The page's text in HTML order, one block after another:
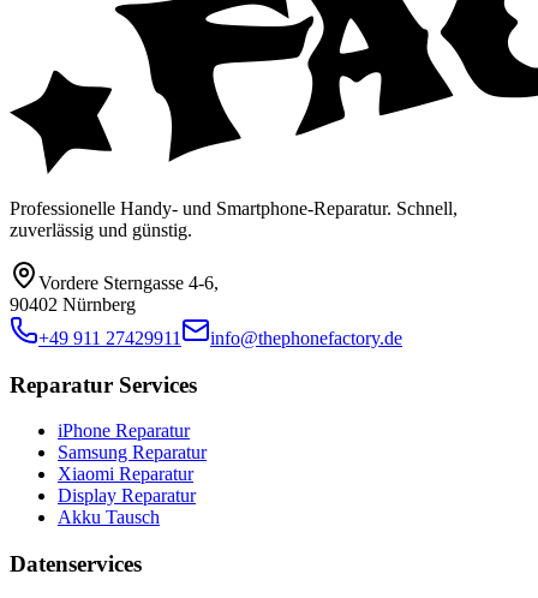
Professionelle Handy- und Smartphone-Reparatur. Schnell,
zuverlässig und günstig.
Vordere Sterngasse 4-6,
90402 Nürnberg
+49 911 27429911
info@thephonefactory.de
Reparatur Services
iPhone Reparatur
Samsung Reparatur
Xiaomi Reparatur
Display Reparatur
Akku Tausch
Datenservices